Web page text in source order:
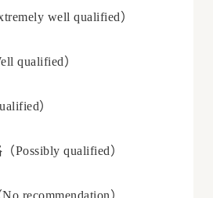
well qualified）
qualified）
）
Possibly qualified）
recommendation）